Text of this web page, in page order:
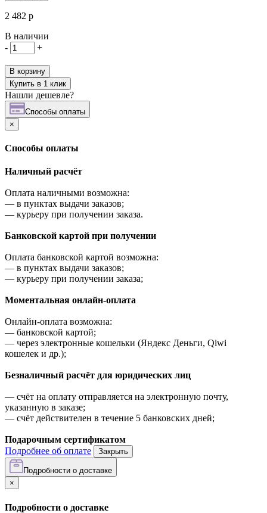
2 482 р
В наличии
-
+
В корзину
Купить в 1 клик
Нашли дешевле?
Cпособы оплаты
×
Cпособы оплаты
Наличный расчёт
Оплата наличными возможна:
— в пунктах выдачи заказов;
— курьеру при получении заказа.
Банковской картой при получении
Оплата банковской картой возможна:
— в пунктах выдачи заказов;
— курьеру при получении заказа;
Моментальная онлайн-оплата
Онлайн-оплата возможна:
— банковской картой;
— через электронные кошельки (Яндекс Деньги, Qiwi
кошелек и др.);
Безналичный расчёт для юридических лиц
— счёт на оплату отправляется на электронную почту,
указанную в заказе;
— счёт действителен в течение 5 банковских дней;
Подарочным сертификатом
Подробнее об оплате
Закрыть
Подробности о доставке
×
Подробности о доставке